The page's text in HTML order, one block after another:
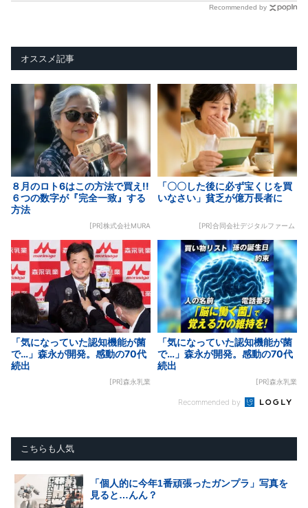
Recommended by
オススメ記事
８月のロト6はこの方法で買え!!
６つの数字が『完全一致』する
方法
[PR]株式会社MURA
「〇〇した後に必ず宝くじを買
いなさい」貧乏が億万長者に
[PR]合同会社デジタルファーム
「気になっていた認知機能が菌
で…」森永が開発。感動の70代
続出
[PR]森永乳業
「気になっていた認知機能が菌
で…」森永が開発。感動の70代
続出
[PR]森永乳業
Recommended by
こちらも人気
「個人的に今年1番頑張ったガンプラ」写真を
見ると…んん？